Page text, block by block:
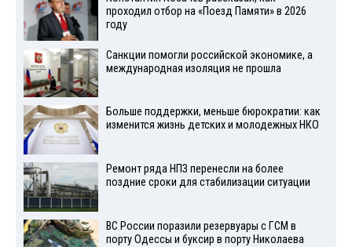
проходил отбор на «Поезд Памяти» в 2026
году
Санкции помогли российской экономике, а
международная изоляция не прошла
Больше поддержки, меньше бюрократии: как
изменится жизнь детских и молодежных НКО
Ремонт ряда НПЗ перенесли на более
поздние сроки для стабилизации ситуации
ВС России поразили резервуары с ГСМ в
порту Одессы и буксир в порту Николаева